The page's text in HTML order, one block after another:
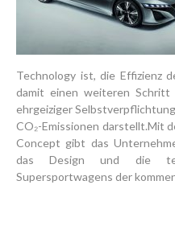
Technology ist, die Effizienz
damit einen weiteren Schritt
ehrgeiziger
CO₂-Emissionen darstellt.Mit
Concept gibt das
das Design und die
Supersportwagens der